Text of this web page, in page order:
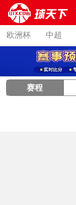
欧洲杯 中超
赛程